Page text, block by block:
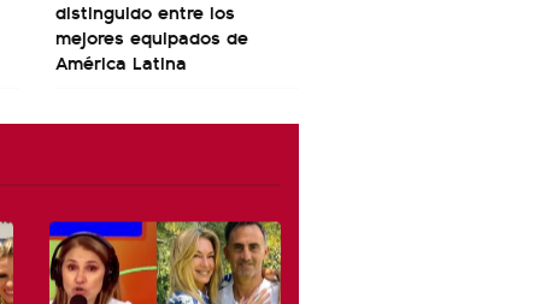
distinguido entre los
mejores equipados de
América Latina